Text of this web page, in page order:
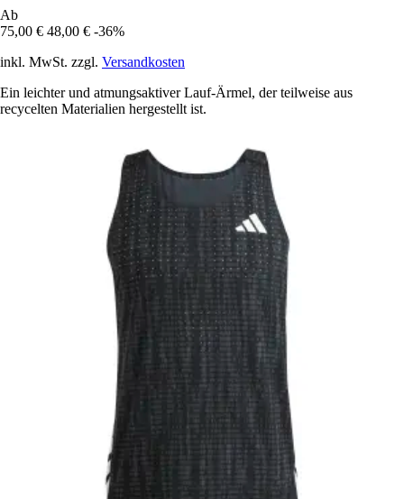
Ab
75,00 € 48,00 € -36%
inkl. MwSt. zzgl. Versandkosten
Ein leichter und atmungsaktiver Lauf-Ärmel, der teilweise aus
recycelten Materialien hergestellt ist.